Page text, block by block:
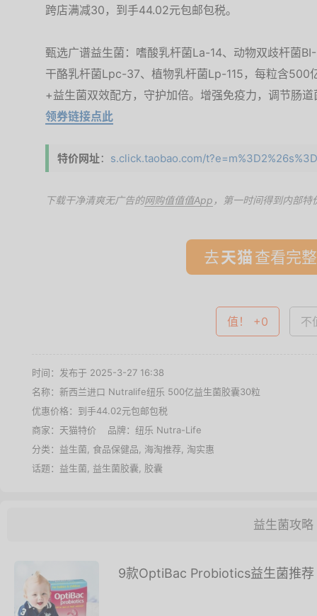
跨店满减30，到手44.02元包邮包税。
甄选广谱益生菌：嗜酸乳杆菌La-14、动物双歧杆菌
干酪乳杆菌Lpc-37、植物乳杆菌Lp-115，每粒含500
+益生菌双效配方，守护加倍。增强免疫力，调节肠
领券链接点此
特价网址： s.click.taobao.com/
下载干净清爽无广告的网购值值值App ，第一时间得到内部特
去 查看完
值！ +0 不
时间：发布于 2025-3-27 16:38
名称： 新西兰进口 Nutralife纽乐 500亿益生菌胶囊30粒
优惠价格： 到手44.02元包邮包税
商家： 天猫特价 品牌： 纽乐 Nutra-Life
分类： 益生菌 食品保健品 海淘推荐
淘实惠
话题： 益生菌 益生菌胶囊 胶囊
益生菌攻略
9款OptiBac Probiotics益生菌推荐